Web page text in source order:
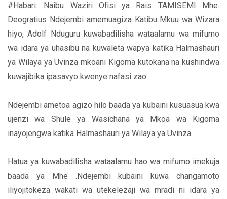
#Habari: Naibu Waziri Ofisi ya Rais TAMISEMI Mhe.
Deogratius Ndejembi amemuagiza Katibu Mkuu wa Wizara
hiyo, Adolf Nduguru kuwabadilisha wataalamu wa mifumo
wa idara ya uhasibu na kuwaleta wapya katika Halmashauri
ya Wilaya ya Uvinza mkoani Kigoma kutokana na kushindwa
kuwajibika ipasavyo kwenye nafasi zao.
Ndejembi ametoa agizo hilo baada ya kubaini kusuasua kwa
ujenzi wa Shule ya Wasichana ya Mkoa wa Kigoma
inayojengwa katika Halmashauri ya Wilaya ya Uvinza.
Hatua ya kuwabadilisha wataalamu hao wa mifumo imekuja
baada ya Mhe .Ndejembi kubaini kuwa changamoto
iliyojitokeza wakati wa utekelezaji wa mradi ni idara ya